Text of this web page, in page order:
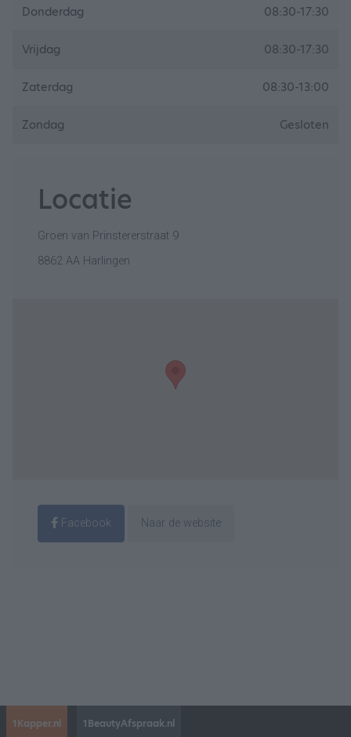
Donderdag 08:30-17:30
Vrijdag 08:30-17:30
Zaterdag 08:30-13:00
Zondag Gesloten
Locatie
Groen van Prinstererstraat 9
8862 AA Harlingen
Facebook Naar de website
1Kapper.nl 1BeautyAfspraak.nl